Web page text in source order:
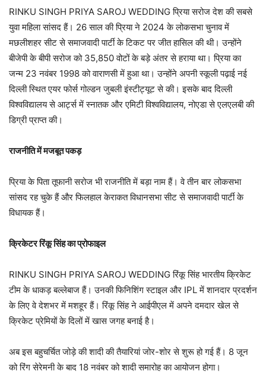
RINKU SINGH PRIYA SAROJ WEDDING प्रिया सरोज देश की सबसे
युवा महिला सांसद हैं। 26 साल की प्रिया ने 2024 के लोकसभा चुनाव में
मछलीशहर सीट से समाजवादी पार्टी के टिकट पर जीत हासिल की थी। उन्होंने
बीजेपी के बीपी सरोज को 35,850 वोटों के बड़े अंतर से हराया था। प्रिया का
जन्म 23 नवंबर 1998 को वाराणसी में हुआ था। उन्होंने अपनी स्कूली पढ़ाई नई
दिल्ली स्थित एयर फोर्स गोल्डन जुबली इंस्टीट्यूट से की। इसके बाद दिल्ली
विश्वविद्यालय से आर्ट्स में स्नातक और एमिटी विश्वविद्यालय, नोएडा से एलएलबी की
डिग्री प्राप्त की।
राजनीति में मजबूत पकड़
प्रिया के पिता तूफानी सरोज भी राजनीति में बड़ा नाम हैं। वे तीन बार लोकसभा
सांसद रह चुके हैं और फिलहाल केराकत विधानसभा सीट से समाजवादी पार्टी के
विधायक हैं।
क्रिकेटर रिंकू सिंह का प्रोफाइल
RINKU SINGH PRIYA SAROJ WEDDING रिंकू सिंह भारतीय क्रिकेट
टीम के धाकड़ बल्लेबाज हैं। उनकी फिनिशिंग स्टाइल और IPL में शानदार प्रदर्शन
के लिए वे देशभर में मशहूर हैं। रिंकू सिंह ने आईपीएल में अपने दमदार खेल से
क्रिकेट प्रेमियों के दिलों में खास जगह बनाई है।
अब इस बहुचर्चित जोड़े की शादी की तैयारियां जोर-शोर से शुरू हो गई हैं। 8 जून
को रिंग सेरेमनी के बाद 18 नवंबर को शादी समारोह का आयोजन होगा।